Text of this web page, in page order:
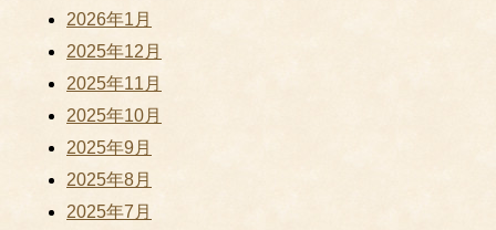
2026年1月
2025年12月
2025年11月
2025年10月
2025年9月
2025年8月
2025年7月